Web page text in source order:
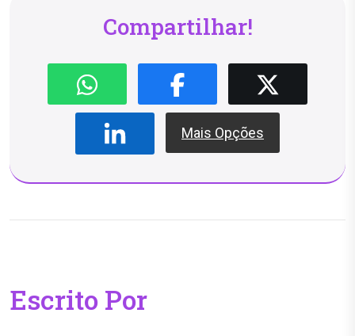
Compartilhar!
Mais Opções
Escrito Por